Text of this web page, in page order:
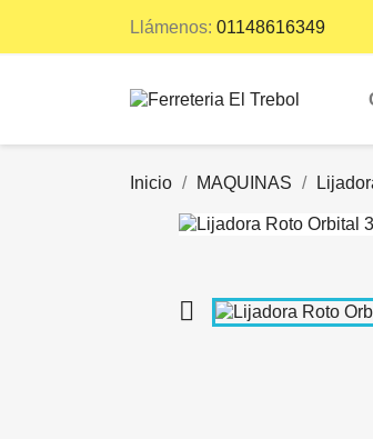
Llámenos: 01148616349
Inicio MAQUINAS
